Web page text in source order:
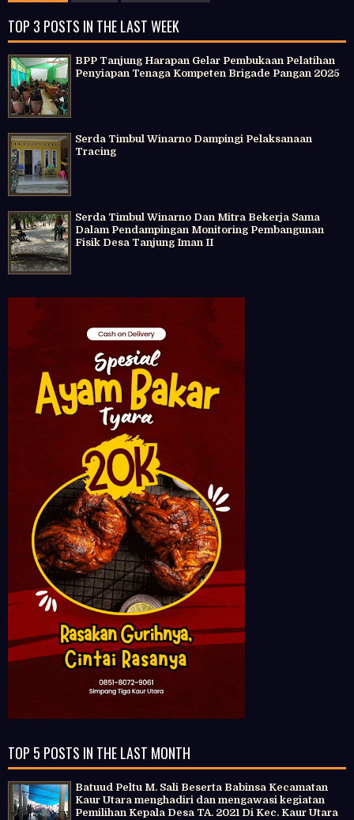
TOP 3 POSTS IN THE LAST WEEK
BPP Tanjung Harapan Gelar Pembukaan Pelatihan
Penyiapan Tenaga Kompeten Brigade Pangan 2025
Serda Timbul Winarno Dampingi Pelaksanaan
Tracing
Serda Timbul Winarno Dan Mitra Bekerja Sama
Dalam Pendampingan Monitoring Pembangunan
Fisik Desa Tanjung Iman II
TOP 5 POSTS IN THE LAST MONTH
Batuud Peltu M. Sali Beserta Babinsa Kecamatan
Kaur Utara menghadiri dan mengawasi kegiatan
Pemilihan Kepala Desa TA. 2021 Di Kec. Kaur Utara